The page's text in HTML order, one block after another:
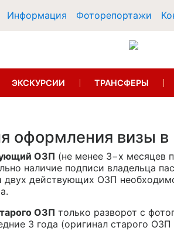
Информация Фоторепортажи
ЭКСКУРСИИ ТРАНСФЕРЫ
оформления визы в
ОЗП (не менее 3−х месяцев
наличие подписи владельца
двух действующих ОЗП
ОЗП только разворот с
3 года (оригинал старого